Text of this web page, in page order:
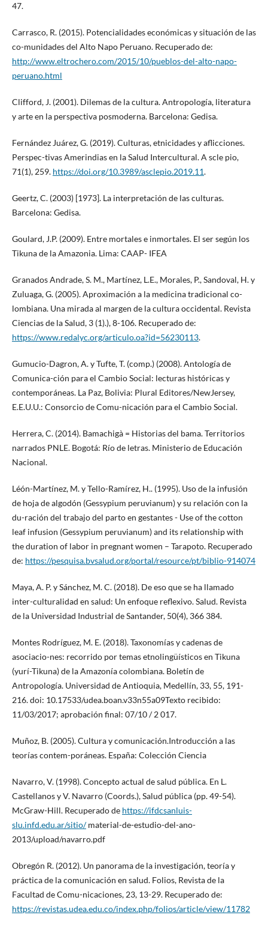
47.
Carrasco, R. (2015). Potencialidades económicas y situación de las
co-munidades del Alto Napo Peruano. Recuperado de:
http://www.eltrochero.com/2015/10/pueblos-del-alto-napo-
peruano.html
Clifford, J. (2001). Dilemas de la cultura. Antropología, literatura
y arte en la perspectiva posmoderna. Barcelona: Gedisa.
Fernández Juárez, G. (2019). Culturas, etnicidades y aflicciones.
Perspec-tivas Amerindias en la Salud Intercultural. A scle pio,
71(1), 259. https://doi.org/10.3989/asclepio.2019.11.
Geertz, C. (2003) [1973]. La interpretación de las culturas.
Barcelona: Gedisa.
Goulard, J.P. (2009). Entre mortales e inmortales. El ser según los
Tikuna de la Amazonia. Lima: CAAP- IFEA
Granados Andrade, S. M., Martínez, L.E., Morales, P., Sandoval, H. y
Zuluaga, G. (2005). Aproximación a la medicina tradicional co-
lombiana. Una mirada al margen de la cultura occidental. Revista
Ciencias de la Salud, 3 (1).), 8-106. Recuperado de:
https://www.redalyc.org/articulo.oa?id=56230113.
Gumucio-Dagron, A. y Tufte, T. (comp.) (2008). Antología de
Comunica-ción para el Cambio Social: lecturas históricas y
contemporáneas. La Paz, Bolivia: Plural Editores/NewJersey,
E.E.U.U.: Consorcio de Comu-nicación para el Cambio Social.
Herrera, C. (2014). Bamachigà = Historias del bama. Territorios
narrados PNLE. Bogotá: Río de letras. Ministerio de Educación
Nacional.
Léón-Martínez, M. y Tello-Ramírez, H.. (1995). Uso de la infusión
de hoja de algodón (Gessypium peruvianum) y su relación con la
du-ración del trabajo del parto en gestantes - Use of the cotton
leaf infusion (Gessypium peruvianum) and its relationship with
the duration of labor in pregnant women – Tarapoto. Recuperado
de: https://pesquisa.bvsalud.org/portal/resource/pt/biblio-914074
Maya, A. P. y Sánchez, M. C. (2018). De eso que se ha llamado
inter-culturalidad en salud: Un enfoque reflexivo. Salud. Revista
de la Universidad Industrial de Santander, 50(4), 366 384.
Montes Rodríguez, M. E. (2018). Taxonomías y cadenas de
asociacio-nes: recorrido por temas etnolingüísticos en Tikuna
(yurí-Tikuna) de la Amazonía colombiana. Boletín de
Antropología. Universidad de Antioquia, Medellín, 33, 55, 191-
216. doi: 10.17533/udea.boan.v33n55a09Texto recibido:
11/03/2017; aprobación final: 07/10 / 2 017.
Muñoz, B. (2005). Cultura y comunicación.Introducción a las
teorías contem-poráneas. España: Colección Ciencia
Navarro, V. (1998). Concepto actual de salud pública. En L.
Castellanos y V. Navarro (Coords.), Salud pública (pp. 49-54).
McGraw-Hill. Recuperado de https://ifdcsanluis-
slu.infd.edu.ar/sitio/material-de-estudio-del-ano-
2013/upload/navarro.pdf
Obregón R. (2012). Un panorama de la investigación, teoría y
práctica de la comunicación en salud. Folios, Revista de la
Facultad de Comu-nicaciones, 23, 13-29. Recuperado de:
https://revistas.udea.edu.co/index.php/folios/article/view/11782